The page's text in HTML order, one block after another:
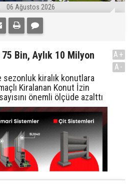
06 Ağustos 2026
Bin, Aylık 10 Milyon
kiralık konutlara
Kiralanan Konut İzin
önemli ölçüde azalttı
A+
A-